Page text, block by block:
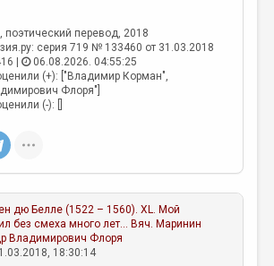
, поэтический перевод, 2018
серия 719 № 133460 от 31.03.2018
|
06.08.2026. 04:55:25
(+): ["Владимир Корман",
Флоря"]
(-): []
дю Белле (1522 – 1560). XL. Мой
без смеха много лет... Вяч. Маринин
Владимирович Флоря
18:30:14